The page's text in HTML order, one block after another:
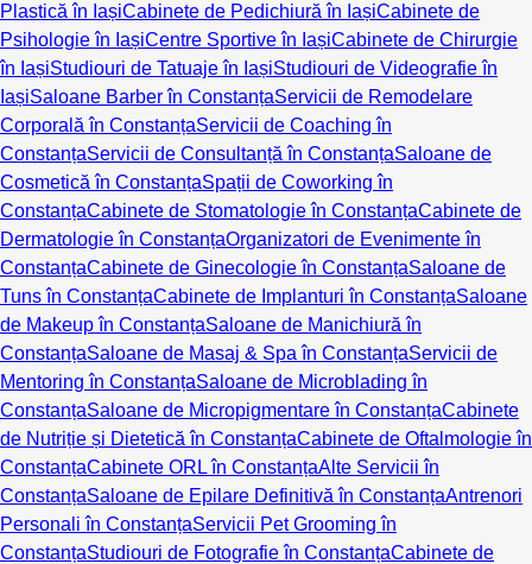
Plastică în IașiCabinete de Pedichiură în IașiCabinete de
Psihologie în IașiCentre Sportive în IașiCabinete de Chirurgie
în IașiStudiouri de Tatuaje în IașiStudiouri de Videografie în
IașiSaloane Barber în ConstanțaServicii de Remodelare
Corporală în ConstanțaServicii de Coaching în
ConstanțaServicii de Consultanță în ConstanțaSaloane de
Cosmetică în ConstanțaSpații de Coworking în
ConstanțaCabinete de Stomatologie în ConstanțaCabinete de
Dermatologie în ConstanțaOrganizatori de Evenimente în
ConstanțaCabinete de Ginecologie în ConstanțaSaloane de
Tuns în ConstanțaCabinete de Implanturi în ConstanțaSaloane
de Makeup în ConstanțaSaloane de Manichiură în
ConstanțaSaloane de Masaj & Spa în ConstanțaServicii de
Mentoring în ConstanțaSaloane de Microblading în
ConstanțaSaloane de Micropigmentare în ConstanțaCabinete
de Nutriție și Dietetică în ConstanțaCabinete de Oftalmologie în
ConstanțaCabinete ORL în ConstanțaAlte Servicii în
ConstanțaSaloane de Epilare Definitivă în ConstanțaAntrenori
Personali în ConstanțaServicii Pet Grooming în
ConstanțaStudiouri de Fotografie în ConstanțaCabinete de